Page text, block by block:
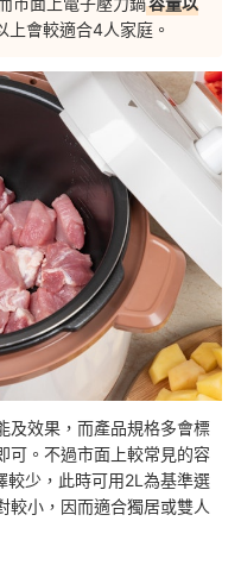
上會較適合4人家庭。
及效果，而產品規格多會標
可。不過市面上較常見的容
較少，此時可用2L為基準選
較小，因而適合獨居或雙人